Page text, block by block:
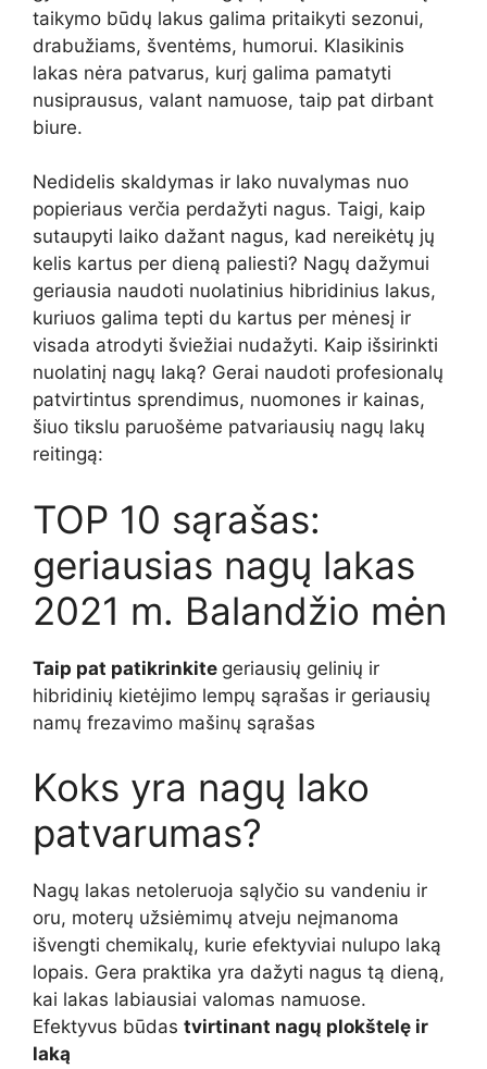
taikymo būdų lakus galima pritaikyti sezonui,
drabužiams, šventėms, humorui. Klasikinis
lakas nėra patvarus, kurį galima pamatyti
nusiprausus, valant namuose, taip pat dirbant
biure.
Nedidelis skaldymas ir lako nuvalymas nuo
popieriaus verčia perdažyti nagus. Taigi, kaip
sutaupyti laiko dažant nagus, kad nereikėtų jų
kelis kartus per dieną paliesti? Nagų dažymui
geriausia naudoti nuolatinius hibridinius lakus,
kuriuos galima tepti du kartus per mėnesį ir
visada atrodyti šviežiai nudažyti. Kaip išsirinkti
nuolatinį nagų laką? Gerai naudoti profesionalų
patvirtintus sprendimus, nuomones ir kainas,
šiuo tikslu paruošėme patvariausių nagų lakų
reitingą:
TOP 10 sąrašas:
geriausias nagų lakas
2021 m. Balandžio mėn
Taip pat patikrinkite geriausių gelinių ir
hibridinių kietėjimo lempų sąrašas ir geriausių
namų frezavimo mašinų sąrašas
Koks yra nagų lako
patvarumas?
Nagų lakas netoleruoja sąlyčio su vandeniu ir
oru, moterų užsiėmimų atveju neįmanoma
išvengti chemikalų, kurie efektyviai nulupo laką
lopais. Gera praktika yra dažyti nagus tą dieną,
kai lakas labiausiai valomas namuose.
Efektyvus būdas tvirtinant nagų plokštelę ir
laką